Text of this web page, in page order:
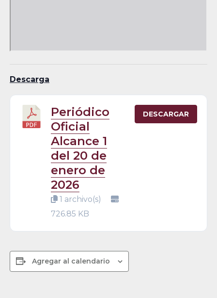
Descarga
Periódico
Oficial
Alcance 1
del 20 de
enero de
2026
1 archivo(s)
726.85 KB
DESCARGAR
Agregar al calendario